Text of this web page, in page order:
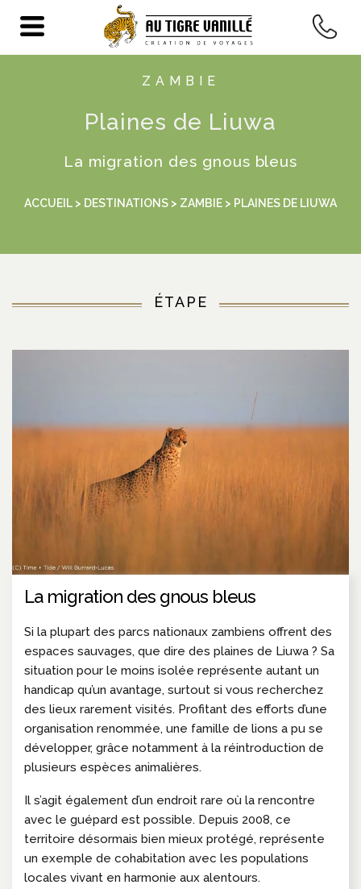
ZAMBIE
Plaines de Liuwa
La migration des gnous bleus
ACCUEIL > DESTINATIONS > ZAMBIE > PLAINES DE LIUWA
ÉTAPE
La migration des gnous bleus
Si la plupart des parcs nationaux zambiens offrent des
espaces sauvages, que dire des plaines de Liuwa ? Sa
situation pour le moins isolée représente autant un
handicap qu’un avantage, surtout si vous recherchez
des lieux rarement visités. Profitant des efforts d’une
organisation renommée, une famille de lions a pu se
développer, grâce notamment à la réintroduction de
plusieurs espèces animalières.
Il s’agit également d’un endroit rare où la rencontre
avec le guépard est possible. Depuis 2008, ce
territoire désormais bien mieux protégé, représente
un exemple de cohabitation avec les populations
locales vivant en harmonie aux alentours.